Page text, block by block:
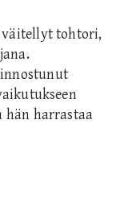
väitellyt tohtori,
harrastaa